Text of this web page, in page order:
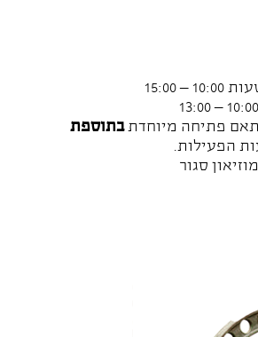
15:00
פתיחה מיוחדתבתוספת
הפעילות.